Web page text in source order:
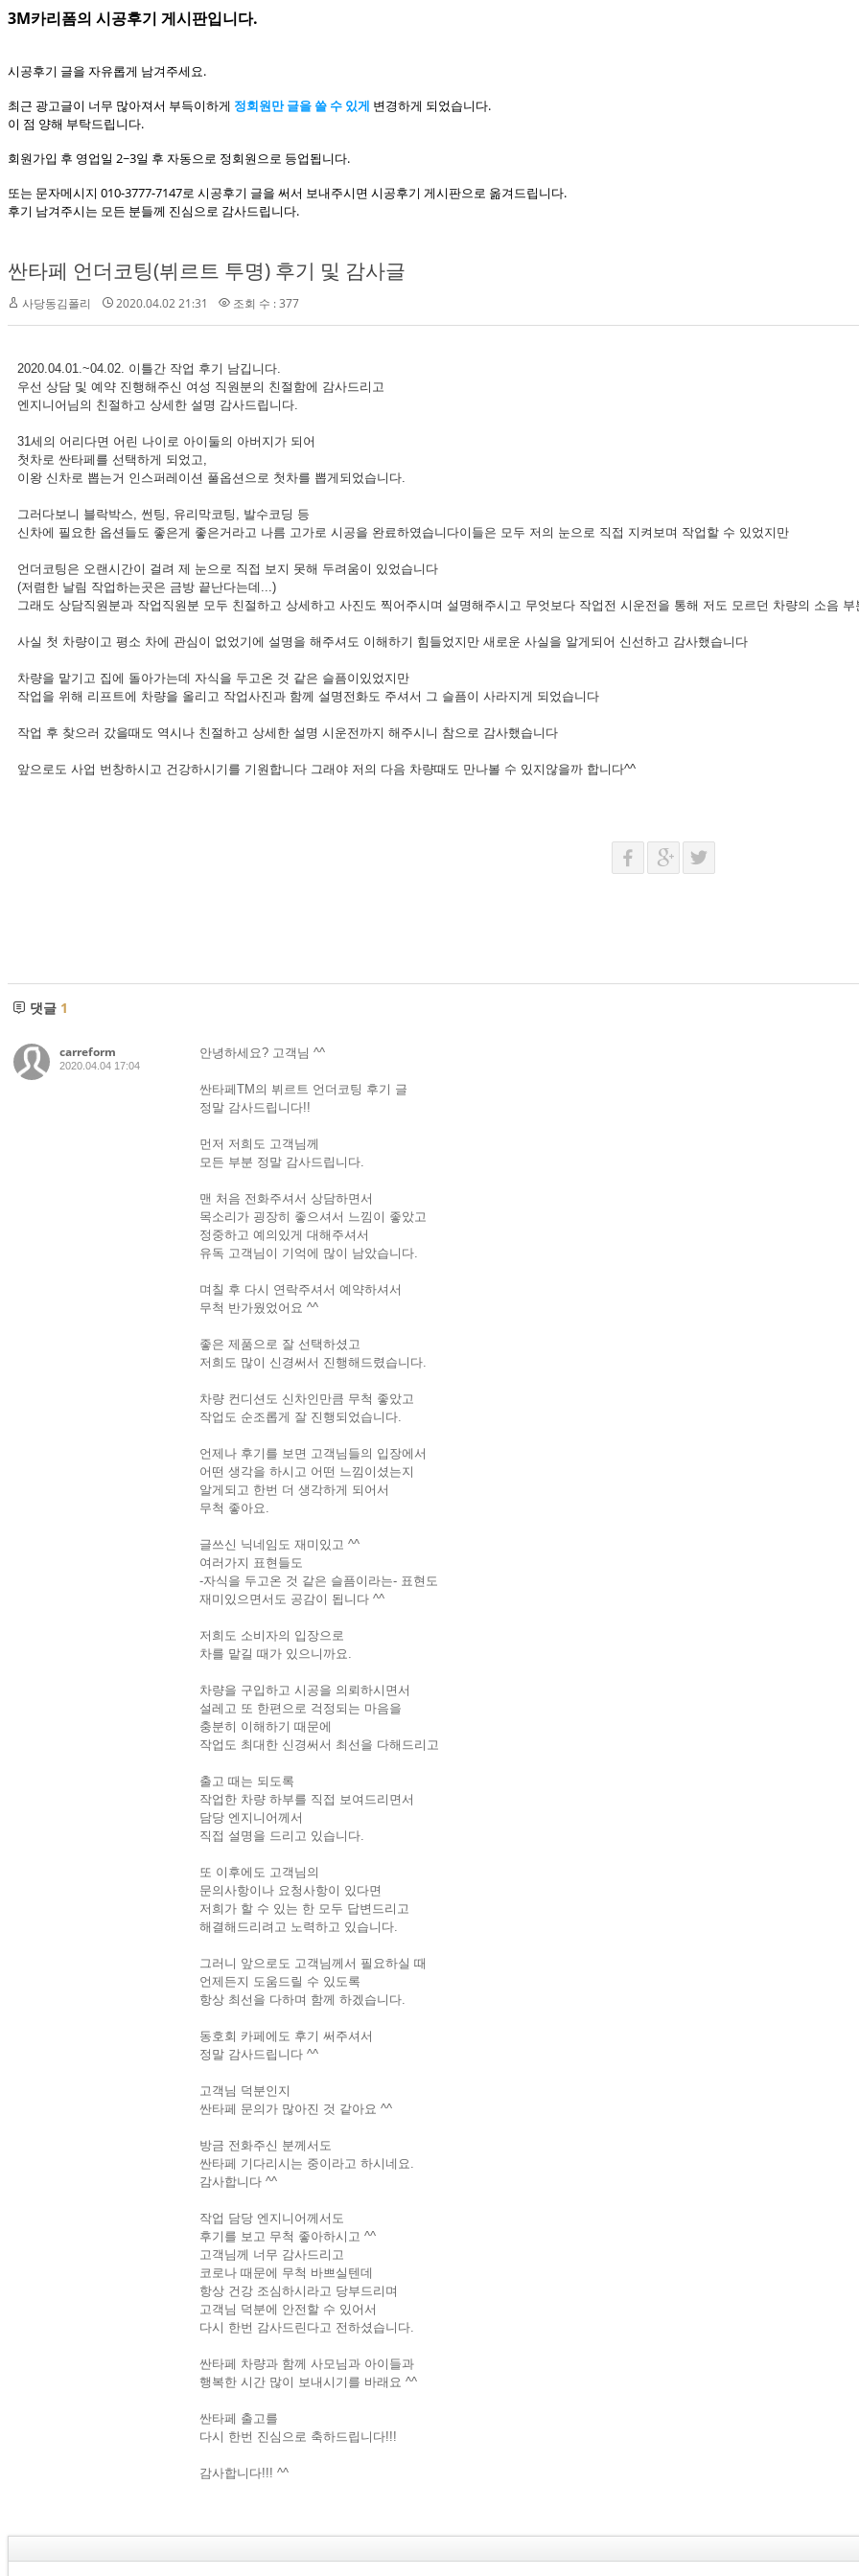
3M카리폼의 시공후기 게시판입니다.
시공후기 글을 자유롭게 남겨주세요.
최근 광고글이 너무 많아져서 부득이하게 정회원만 글을 쓸 수 있게 변경하게 되었습니다.
이 점 양해 부탁드립니다.
회원가입 후 영업일 2~3일 후 자동으로 정회원으로 등업됩니다.
또는 문자메시지 010-3777-7147로 시공후기 글을 써서 보내주시면 시공후기 게시판으로 옮겨드립니다.
후기 남겨주시는 모든 분들께 진심으로 감사드립니다.
싼타페 언더코팅(뷔르트 투명) 후기 및 감사글
사당동김폴리 2020.04.02 21:31 조회 수 : 377
2020.04.01.~04.02. 이틀간 작업 후기 남깁니다.
우선 상담 및 예약 진행해주신 여성 직원분의 친절함에 감사드리고
엔지니어님의 친절하고 상세한 설명 감사드립니다.
31세의 어리다면 어린 나이로 아이둘의 아버지가 되어
첫차로 싼타페를 선택하게 되었고,
이왕 신차로 뽑는거 인스퍼레이션 풀옵션으로 첫차를 뽑게되었습니다.
그러다보니 블락박스, 썬팅, 유리막코팅, 발수코딩 등
신차에 필요한 옵션들도 좋은게 좋은거라고 나름 고가로 시공을 완료하였습니다이들은 모두 저의 눈으로 직접 지켜보며 작업할 수 있었지만
언더코팅은 오랜시간이 걸려 제 눈으로 직접 보지 못해 두려움이 있었습니다
(저렴한 날림 작업하는곳은 금방 끝난다는데...)
그래도 상담직원분과 작업직원분 모두 친절하고 상세하고 사진도 찍어주시며 설명해주시고 무엇보다 작업전 시운전을 통해 저도 모르던 차량의 소음
사실 첫 차량이고 평소 차에 관심이 없었기에 설명을 해주셔도 이해하기 힘들었지만 새로운 사실을 알게되어 신선하고 감사했습니다
차량을 맡기고 집에 돌아가는데 자식을 두고온 것 같은 슬픔이있었지만
작업을 위해 리프트에 차량을 올리고 작업사진과 함께 설명전화도 주셔서 그 슬픔이 사라지게 되었습니다
작업 후 찾으러 갔을때도 역시나 친절하고 상세한 설명 시운전까지 해주시니 참으로 감사했습니다
앞으로도 사업 번창하시고 건강하시기를 기원합니다 그래야 저의 다음 차량때도 만나볼 수 있지않을까 합니다^^
댓글 1
carreform
2020.04.04 17:04
안녕하세요? 고객님 ^^
싼타페TM의 뷔르트 언더코팅 후기 글
정말 감사드립니다!!
먼저 저희도 고객님께
모든 부분 정말 감사드립니다.
맨 처음 전화주셔서 상담하면서
목소리가 굉장히 좋으셔서 느낌이 좋았고
정중하고 예의있게 대해주셔서
유독 고객님이 기억에 많이 남았습니다.
며칠 후 다시 연락주셔서 예약하셔서
무척 반가웠었어요 ^^
좋은 제품으로 잘 선택하셨고
저희도 많이 신경써서 진행해드렸습니다.
차량 컨디션도 신차인만큼 무척 좋았고
작업도 순조롭게 잘 진행되었습니다.
언제나 후기를 보면 고객님들의 입장에서
어떤 생각을 하시고 어떤 느낌이셨는지
알게되고 한번 더 생각하게 되어서
무척 좋아요.
글쓰신 닉네임도 재미있고 ^^
여러가지 표현들도
-자식을 두고온 것 같은 슬픔이라는- 표현도
재미있으면서도 공감이 됩니다 ^^
저희도 소비자의 입장으로
차를 맡길 때가 있으니까요.
차량을 구입하고 시공을 의뢰하시면서
설레고 또 한편으로 걱정되는 마음을
충분히 이해하기 때문에
작업도 최대한 신경써서 최선을 다해드리고
출고 때는 되도록
작업한 차량 하부를 직접 보여드리면서
담당 엔지니어께서
직접 설명을 드리고 있습니다.
또 이후에도 고객님의
문의사항이나 요청사항이 있다면
저희가 할 수 있는 한 모두 답변드리고
해결해드리려고 노력하고 있습니다.
그러니 앞으로도 고객님께서 필요하실 때
언제든지 도움드릴 수 있도록
항상 최선을 다하며 함께 하겠습니다.
동호회 카페에도 후기 써주셔서
정말 감사드립니다 ^^
고객님 덕분인지
싼타페 문의가 많아진 것 같아요 ^^
방금 전화주신 분께서도
싼타페 기다리시는 중이라고 하시네요.
감사합니다 ^^
작업 담당 엔지니어께서도
후기를 보고 무척 좋아하시고 ^^
고객님께 너무 감사드리고
코로나 때문에 무척 바쁘실텐데
항상 건강 조심하시라고 당부드리며
고객님 덕분에 안전할 수 있어서
다시 한번 감사드린다고 전하셨습니다.
싼타페 차량과 함께 사모님과 아이들과
행복한 시간 많이 보내시기를 바래요 ^^
싼타페 출고를
다시 한번 진심으로 축하드립니다!!!
감사합니다!!! ^^